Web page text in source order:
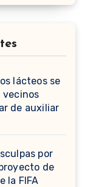
lácteos se
vecinos
de auxiliar
por
de
la FIFA